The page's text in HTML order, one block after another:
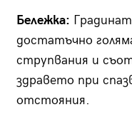
Бележка:
достатъчно
струпвания и
здравето при
отстояния.